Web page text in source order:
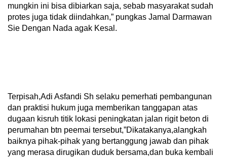
mungkin ini bisa dibiarkan saja, sebab masyarakat sudah
protes juga tidak diindahkan,” pungkas Jamal Darmawan
Sie Dengan Nada agak Kesal.
Terpisah,Adi Asfandi Sh selaku pemerhati pembangunan
dan praktisi hukum juga memberikan tanggapan atas
dugaan kisruh titik lokasi peningkatan jalan rigit beton di
perumahan btn peemai tersebut,”Dikatakanya,alangkah
baiknya pihak-pihak yang bertanggung jawab dan pihak
yang merasa dirugikan duduk bersama,dan buka kembali